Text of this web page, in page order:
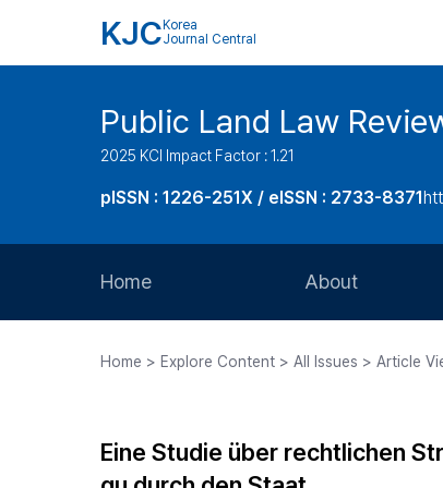
KJC Korea
Journal Central
Public Land Law
2025 KCI Impact Factor : 1.21
pISSN : 1226-251X / eISSN : 2733-8371
Home About
Journal Staff
Home > Explore Content > All Issues > Article
Eine Studie über rechtlichen